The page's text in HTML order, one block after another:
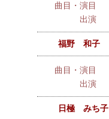
曲目・演目
出演
福野 和子
曲目・演目
出演
日極 みち子